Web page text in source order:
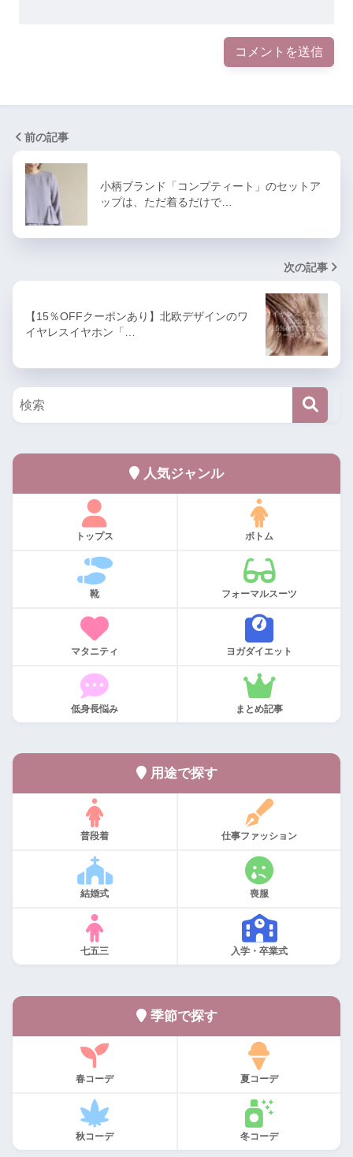
前の記事
小柄ブランド「コンプティート」のセットア
ップは、ただ着るだけで…
次の記事
【15％OFFクーポンあり】北欧デザインのワ
イヤレスイヤホン「…
人気ジャンル
トップス ボトム
靴 フォーマルスーツ
マタニティ ヨガダイエット
低身長悩み まとめ記事
用途で探す
普段着 仕事ファッション
結婚式 喪服
七五三 入学・卒業式
季節で探す
春コーデ 夏コーデ
秋コーデ 冬コーデ